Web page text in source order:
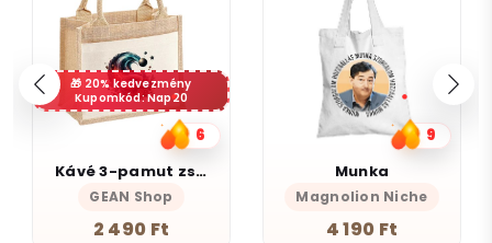
20% kedvezmény
Kupomkód: Nap20
6
Kávé 3-pamut zsebes juta midi bevásárlótáska
GEAN Shop
2 490 Ft
9
Munka
Magnolion Niche
4 190 Ft